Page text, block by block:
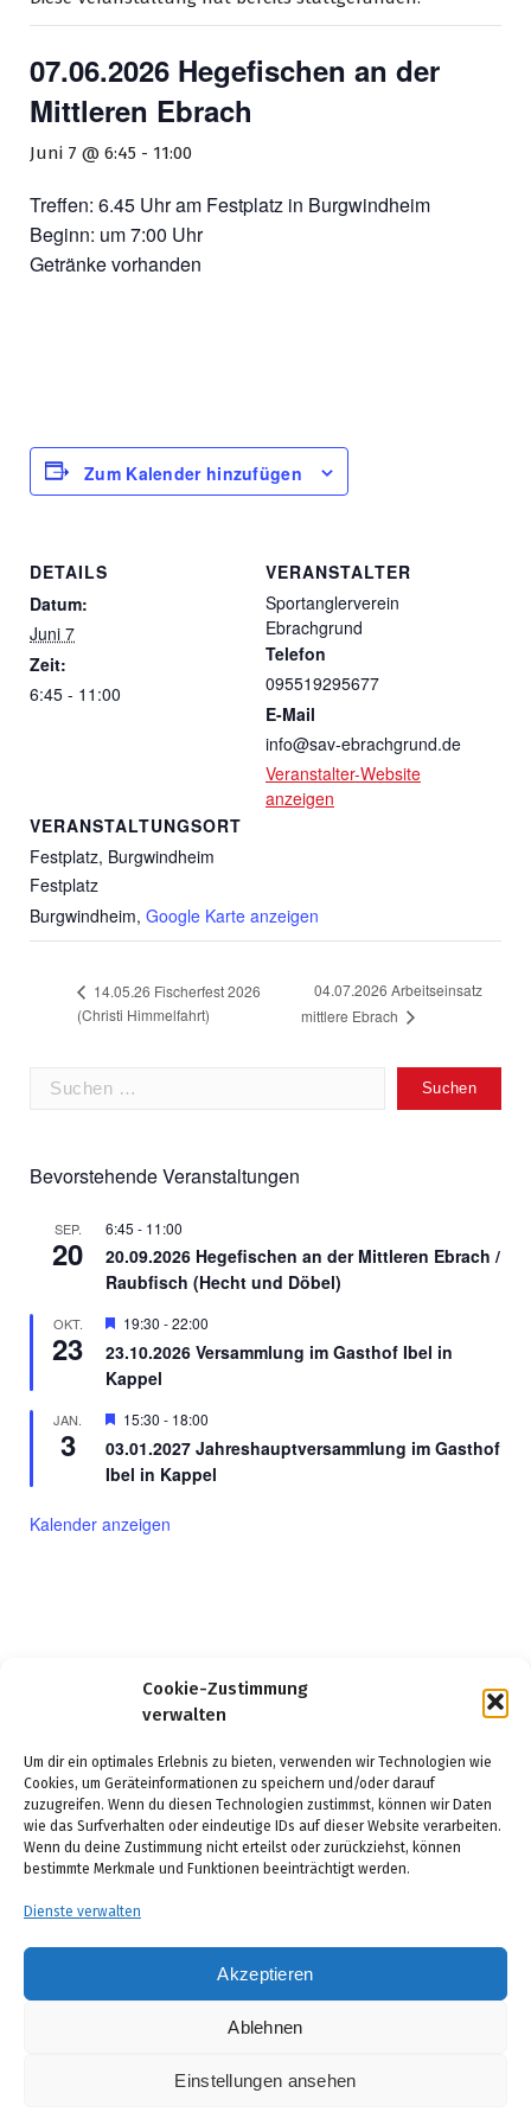
Cookie-Zustimmung
verwalten
Um dir ein optimales Erlebnis zu bieten, verwenden wir Technologien wie
Cookies, um Geräteinformationen zu speichern und/oder darauf
zuzugreifen. Wenn du diesen Technologien zustimmst, können wir Daten
wie das Surfverhalten oder eindeutige IDs auf dieser Website verarbeiten.
Wenn du deine Zustimmung nicht erteilst oder zurückziehst, können
bestimmte Merkmale und Funktionen beeinträchtigt werden.
Dienste verwalten
Akzeptieren
Ablehnen
Einstellungen ansehen
07.06.2026 Hegefischen an der
Mittleren Ebrach
Juni 7 @ 6:45 - 11:00
Treffen: 6.45 Uhr am Festplatz in Burgwindheim
Beginn: um 7:00 Uhr
Getränke vorhanden
Zum Kalender hinzufügen
DETAILS
Datum:
Juni 7
Zeit:
6:45 - 11:00
VERANSTALTUNGSORT
Festplatz, Burgwindheim
Festplatz
Burgwindheim, Google Karte anzeigen
VERANSTALTER
Sportanglerverein
Ebrachgrund
Telefon
095519295677
E-Mail
info@sav-ebrachgrund.de
Veranstalter-Website
anzeigen
14.05.26 Fischerfest 2026
(Christi Himmelfahrt)
04.07.2026 Arbeitseinsatz
mittlere Ebrach
Suchen
Bevorstehende Veranstaltungen
SEP.
20
6:45 - 11:00
20.09.2026 Hegefischen an der Mittleren Ebrach /
Raubfisch (Hecht und Döbel)
OKT.
23
Hervorgehoben
19:30 -22:00
23.10.2026 Versammlung im Gasthof Ibel in
Kappel
JAN.
3
Hervorgehoben
15:30 - 18:00
03.01.2027 Jahreshauptversammlung im Gasthof
Ibel in Kappel
Kalender anzeigen
Cookie-Richtlinie (EU)
Datenschutz